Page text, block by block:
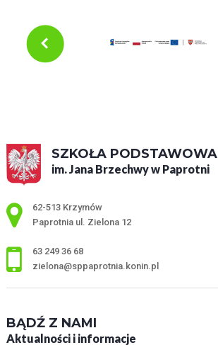
SZKOŁA PODSTAWOWA
im. Jana Brzechwy w Paprotni
Adres pocztowy:
62-513 Krzymów
Paprotnia ul. Zielona 12
63 249 36 68
zielona@sppaprotnia.konin.pl
BĄDŹ Z NAMI
Aktualności i informacje